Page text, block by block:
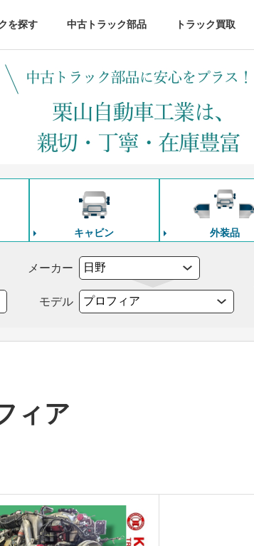
を探す 中古トラック部品 トラック買取
キャビン 外装品
メーカー
モデル
ィア